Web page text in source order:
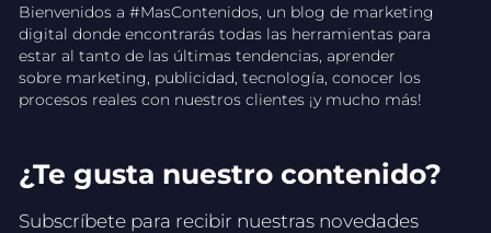
Bienvenidos a #MasContenidos, un blog de marketing
digital donde encontrarás todas las herramientas para
estar al tanto de las últimas tendencias, aprender
sobre marketing, publicidad, tecnología, conocer los
procesos reales con nuestros clientes ¡y mucho más!
¿Te gusta nuestro contenido?
Subscríbete para recibir nuestras novedades